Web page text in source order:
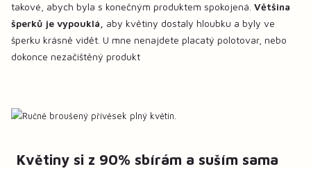
takové, abych byla s konečným produktem spokojená. Většina
šperků je vypouklá, aby květiny dostaly hloubku a byly ve
šperku krásně vidět. U mne nenajdete placatý polotovar, nebo
dokonce nezačištěný produkt
Květiny si z 90% sbírám a suším sama